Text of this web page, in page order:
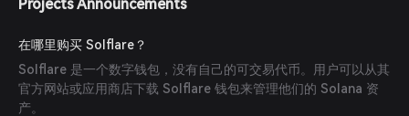
Projects Announcements
在哪里购买 Solflare？
Solflare 是一个数字钱包，没有自己的可交易代币。用户可以从其
官方网站或应用商店下载 Solflare 钱包来管理他们的 Solana 资
产。